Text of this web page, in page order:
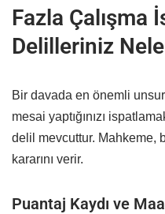
Fazla Çalışma
Delilleriniz
Bir davada en önemli
mesai yaptığınızı
delil mevcuttur. Mahkeme,
kararını verir.
Puantaj Kaydı ve